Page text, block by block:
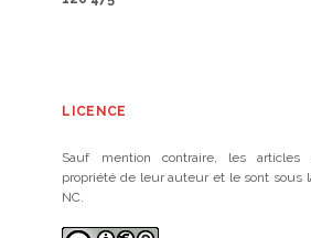
LICENCE
Sauf mention contraire, les
propriété de leur auteur et le sont sous
NC.